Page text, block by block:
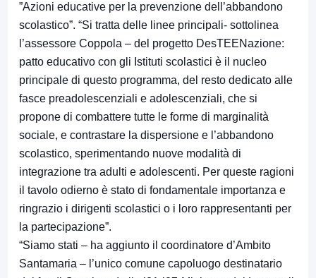
”Azioni educative per la prevenzione dell’abbandono
scolastico”. “Si tratta delle linee principali- sottolinea
l’assessore Coppola – del progetto DesTEENazione:
patto educativo con gli Istituti scolastici è il nucleo
principale di questo programma, del resto dedicato alle
fasce preadolescenziali e adolescenziali, che si
propone di combattere tutte le forme di marginalità
sociale, e contrastare la dispersione e l’abbandono
scolastico, sperimentando nuove modalità di
integrazione tra adulti e adolescenti. Per queste ragioni
il tavolo odierno è stato di fondamentale importanza e
ringrazio i dirigenti scolastici o i loro rappresentanti per
la partecipazione”.
“Siamo stati – ha aggiunto il coordinatore d’Ambito
Santamaria – l’unico comune capoluogo destinatario